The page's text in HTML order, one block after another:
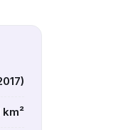
km²